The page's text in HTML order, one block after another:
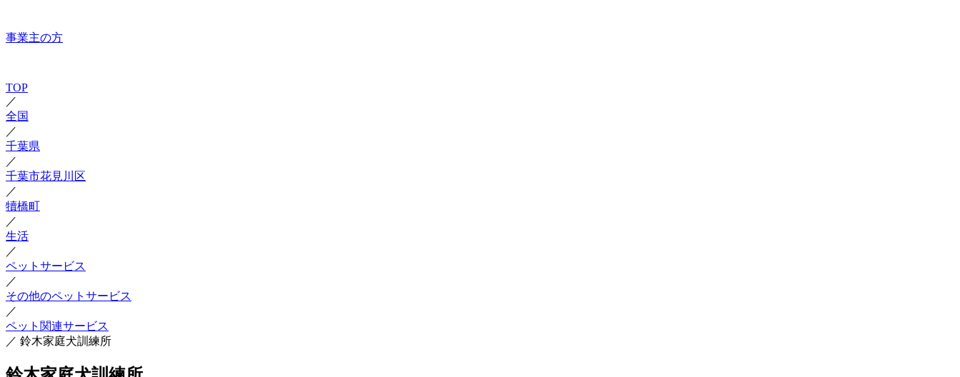
事業主の方
TOP
／
全国
／
千葉県
／
千葉市花見川区
／
犢橋町
／
生活
／
ペットサービス
／
その他のペットサービス
／
ペット関連サービス
／ 鈴木家庭犬訓練所